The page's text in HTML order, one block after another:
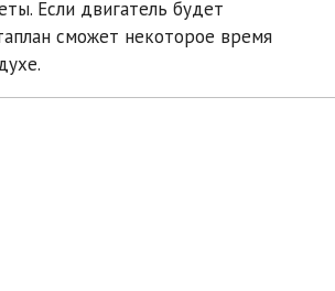
Если двигатель будет
сможет некоторое время